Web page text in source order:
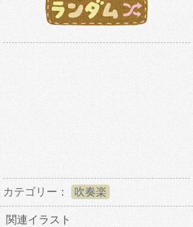
カテゴリー： 吹奏楽
関連イラスト